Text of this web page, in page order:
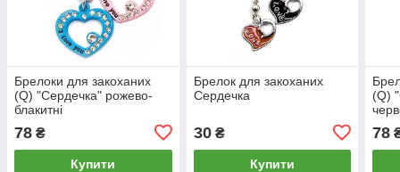
Брелоки для закоханих
(Q) "Сердечка" рожево-
блакитні
78 ₴
Купити
Брелок для закоханих
Сердечка
30₴
Купити
(Q)
78